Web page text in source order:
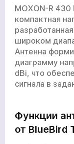
MOXON-R
компактная
широком
Антенна
диаграмму
dBi, что
сигнала в
Функции
от BlueBird